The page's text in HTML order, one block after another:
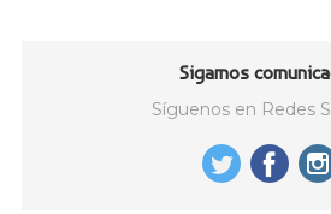
Sigamos
Síguenos en Redes